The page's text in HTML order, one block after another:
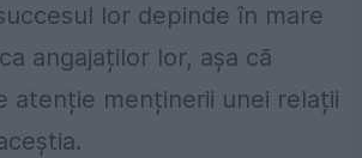
lor depinde în mare
angajaților lor, așa că
atenție menținerii unei relații